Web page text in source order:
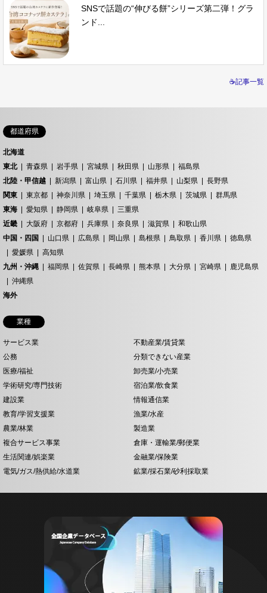
SNSで話題の“伸びる餅”シリーズ第二弾！グラ
ンド...
☕記事一覧
都道府県
北海道
東北
青森県 岩手県 宮城県 秋田県 山形県
福島県
北陸・甲信越
新潟県 富山県 石川県 福井県 山梨県
長野県
関東
東京都 神奈川県 埼玉県 千葉県 栃木県 茨城県
群馬県
東海
愛知県 静岡県 岐阜県
三重県
近畿
大阪府 京都府 兵庫県 奈良県 滋賀県
和歌山県
中国・四国
山口県 広島県 岡山県 島根県 鳥取県 香川県
徳島県
愛媛県
高知県
九州・沖縄
福岡県 佐賀県 長崎県 熊本県 大分県 宮崎県
鹿児島県
沖縄県
海外
業種
サービス業
不動産業/賃貸業
公務
分類できない産業
医療/福祉
卸売業/小売業
学術研究/専門技術
宿泊業/飲食業
建設業
情報通信業
教育/学習支援業
漁業/水産
農業/林業
製造業
複合サービス事業
倉庫・運輸業/郵便業
生活関連/娯楽業
金融業/保険業
電気/ガス/熱供給/水道業
鉱業/採石業/砂利採取業